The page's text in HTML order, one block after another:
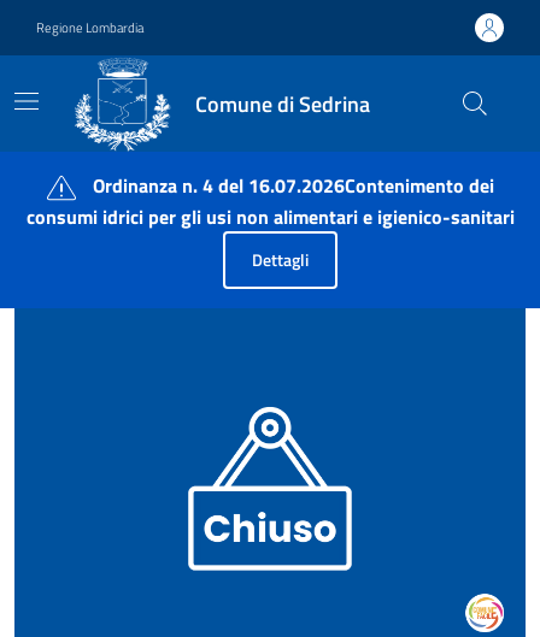
Regione Lombardia
Comune di Sedrina
Comune di Sedrina
Ordinanza n. 4 del 16.07.2026Contenimento dei
consumi idrici per gli usi non alimentari e igienico-sanitari
Dettagli